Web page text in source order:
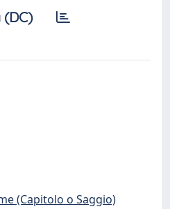
(Capitolo o Saggio)